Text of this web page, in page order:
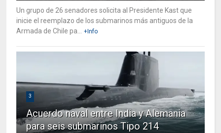
Un grupo de 26 senadores solicita al Presidente Kast que
inicie el reemplazo de los submarinos más antiguos de la
Armada de Chile pa... +Info
3
Acuerdo naval entre India y Alemania
para seis submarinos Tipo 214